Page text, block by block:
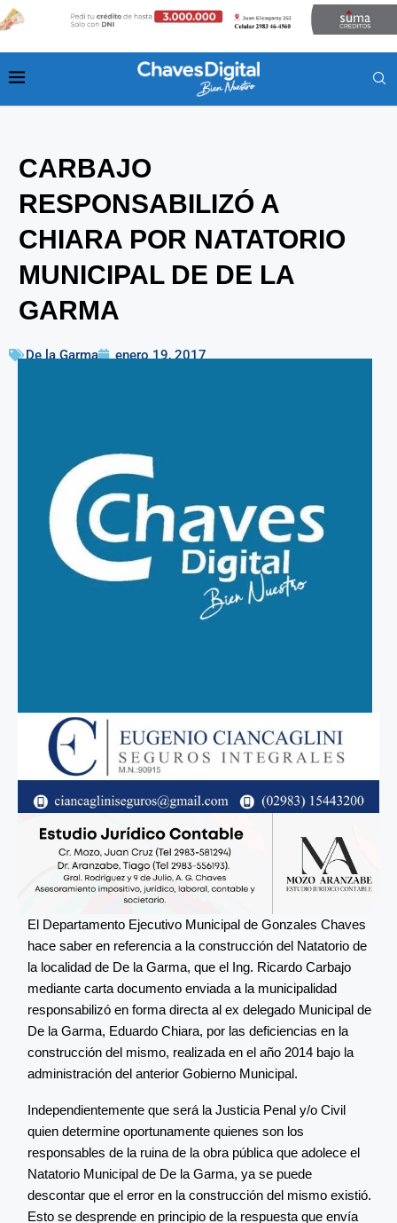
CARBAJO
RESPONSABILIZÓ A
CHIARA POR NATATORIO
MUNICIPAL DE DE LA
GARMA
De la Garma enero 19, 2017
El Departamento Ejecutivo Municipal de Gonzales Chaves
hace saber en referencia a la construcción del Natatorio de
la localidad de De la Garma, que el Ing. Ricardo Carbajo
mediante carta documento enviada a la municipalidad
responsabilizó en forma directa al ex delegado Municipal de
De la Garma, Eduardo Chiara, por las deficiencias en la
construcción del mismo, realizada en el año 2014 bajo la
administración del anterior Gobierno Municipal.
Independientemente que será la Justicia Penal y/o Civil
quien determine oportunamente quienes son los
responsables de la ruina de la obra pública que adolece el
Natatorio Municipal de De la Garma, ya se puede
descontar que el error en la construcción del mismo existió.
Esto se desprende en principio de la respuesta que envía